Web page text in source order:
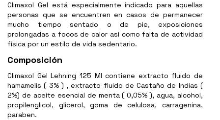
Climaxol Gel está especialmente indicado para aquellas
personas que se encuentren en casos de permanecer
mucho tiempo sentado o de pie, exposiciones
prolongadas a focos de calor así como falta de actividad
física por un estilo de vida sedentario.
Composición
Climaxol Gel Lehning 125 Ml contiene extracto fluido de
hamamelis ( 3% ) , extracto fluido de Castaño de Indias (
2%) de aceite esencial de menta ( 0,05% ), agua, alcohol,
propilenglicol, glicerol, goma de celulosa, carragenina,
paraben.